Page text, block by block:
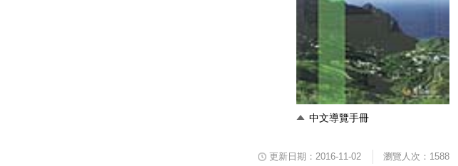
中文導覽手冊
更新日期：2016-11-02 瀏覽人次：1588